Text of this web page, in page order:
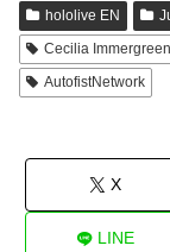
hololive EN
Cecilia Immergreen
AutofistNetwork
X
LINE